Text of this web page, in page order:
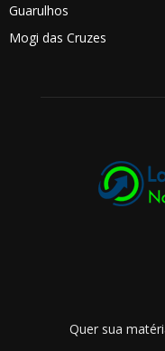
Guarulhos
Mogi das Cruzes
Quer sua